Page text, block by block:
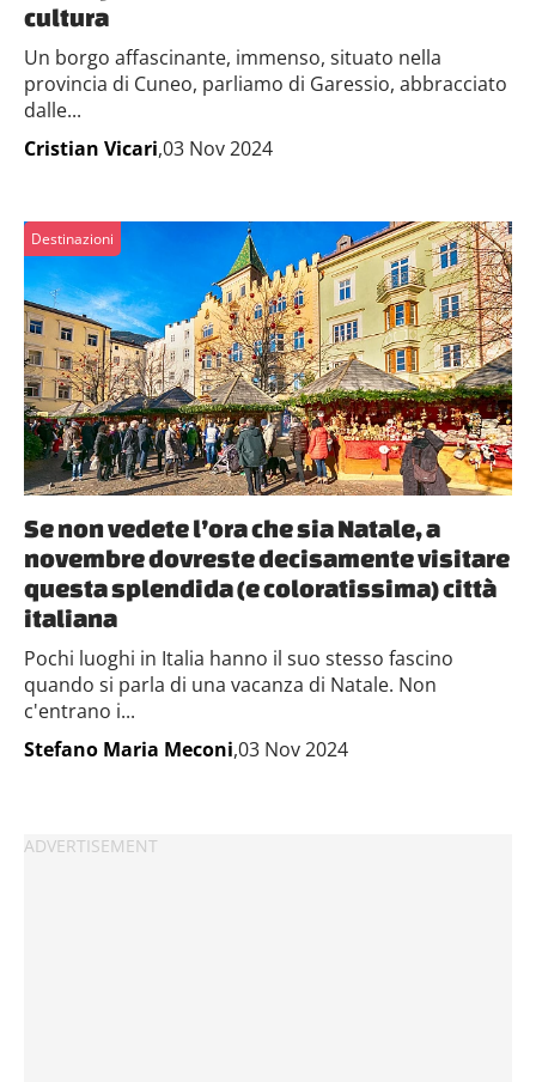
cultura
Un borgo affascinante, immenso, situato nella
provincia di Cuneo, parliamo di Garessio, abbracciato
dalle...
Cristian Vicari,03 Nov 2024
Destinazioni
Se non vedete l’ora che sia Natale, a
novembre dovreste decisamente visitare
questa splendida (e coloratissima) città
italiana
Pochi luoghi in Italia hanno il suo stesso fascino
quando si parla di una vacanza di Natale. Non
c'entrano i...
Stefano Maria Meconi,03 Nov 2024